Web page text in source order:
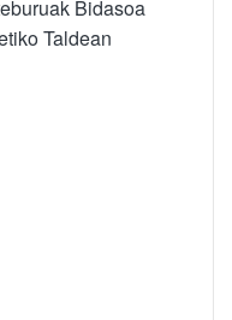
Bidasoa
Taldean